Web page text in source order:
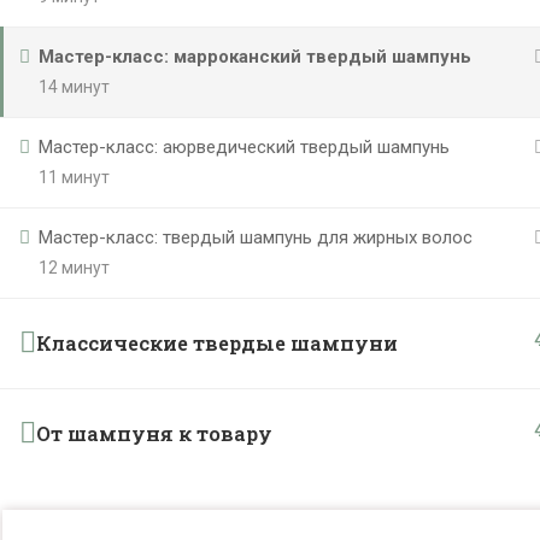
Мастер-класс: марроканский твердый шампунь
14 минут
Мастер-класс: аюрведический твердый шампунь
11 минут
Мастер-класс: твердый шампунь для жирных волос
12 минут
Классические твердые шампуни
От шампуня к товару